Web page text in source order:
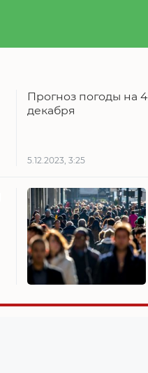
Прогноз погоды на 4
декабря
5.12.2023, 3:25